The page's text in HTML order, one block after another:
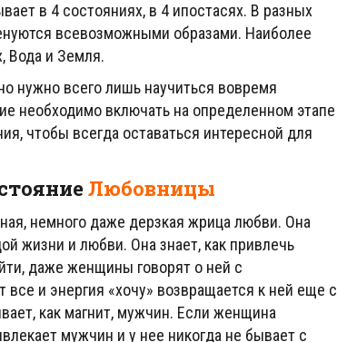
в 4 состояниях, в 4 ипостасях. В разных
всевозможными образами. Наиболее
Вода и Земля.
нужно всего лишь научиться вовремя
необходимо включать на определенном этапе
чтобы всегда оставаться интересной для
Любовницы
немного даже дерзкая жрица любви. Она
жизни и любви. Она знает, как привлечь
даже женщины говорят о ней с
и энергия «хочу» возвращается к ней еще с
как магнит, мужчин. Если женщина
мужчин и у нее никогда не бывает с